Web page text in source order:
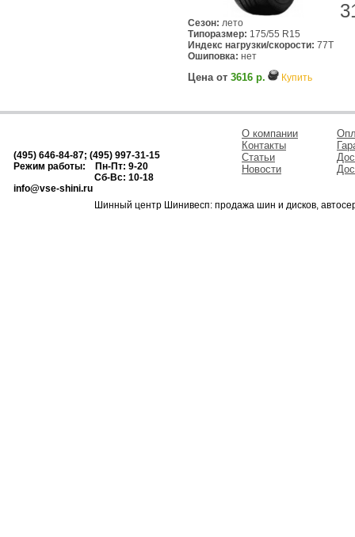
Сезон: лето
Типоразмер: 175/55 R15
Индекс нагрузки/скорости: 77T
Ошиповка: нет
Цена от 3616 р. Купить
(495) 646-84-87; (495) 997-31-15
Режим работы: Пн-Пт: 9-20
Сб-Вс: 10-18
info@vse-shini.ru
О компании
Контакты
Статьи
Новости
Шинный центр Шинивесп: продажа шин и дисков,